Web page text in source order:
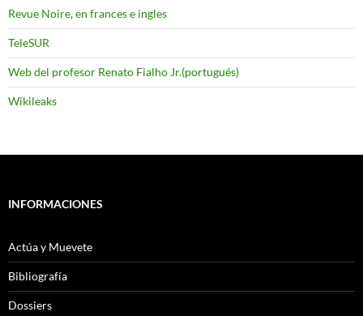
Revue Noire, en frances e ingles
TeleSUR
Web del profesor Renato Fialho Jr.(portugués)
Wikileaks
INFORMACIONES
Actúa y Muevete
Bibliografía
Dossiers